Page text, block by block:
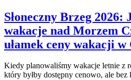
Słoneczny Brzeg 2026:
wakacje nad Morzem
ułamek ceny wakacji
Kiedy planowaliśmy wakacje letnie z
który byłby dostępny cenowo, ale